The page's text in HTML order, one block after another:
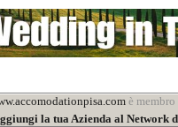
è
la tua Azienda al Network